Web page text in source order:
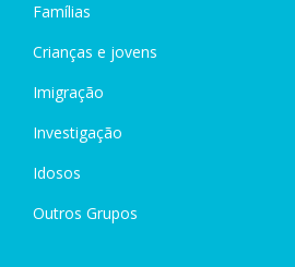
Famílias
Crianças e jovens
Imigração
Investigação
Idosos
Outros Grupos